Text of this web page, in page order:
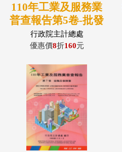
110年工業及服務業
普查報告第5卷-批發
及零售業、住宿及餐
飲業
行政院主計總處
優惠價8折160元